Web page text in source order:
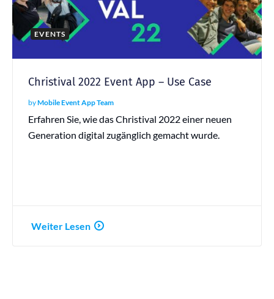
EVENTS
Christival 2022 Event App – Use Case
byMobile Event App Team
Erfahren Sie, wie das Christival 2022 einer neuen
Generation digital zugänglich gemacht wurde.
Weiter Lesen